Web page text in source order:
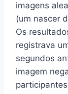
imagens
(um nascer
Os
registrava
segundos
imagem